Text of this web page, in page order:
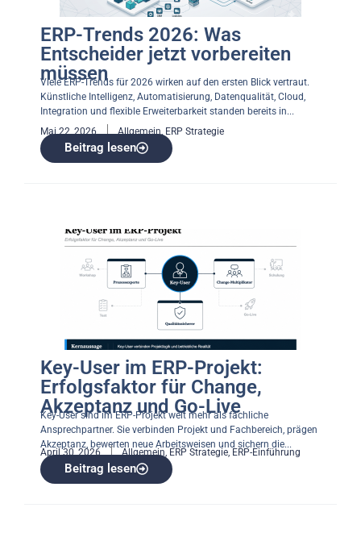
ERP-Trends 2026: Was
Entscheider jetzt vorbereiten
müssen
Viele ERP-Trends für 2026 wirken auf den ersten Blick vertraut.
Künstliche Intelligenz, Automatisierung, Datenqualität, Cloud,
Integration und flexible Erweiterbarkeit standen bereits in...
Mai 22, 2026
Allgemein ERP Strategie
Beitrag lesen
Key-User im ERP-Projekt:
Erfolgsfaktor für Change,
Akzeptanz und Go-Live
Key-User sind im ERP-Projekt weit mehr als fachliche
Ansprechpartner. Sie verbinden Projekt und Fachbereich, prägen
Akzeptanz, bewerten neue Arbeitsweisen und sichern die...
April 30, 2026 Allgemein ERP Strategie ERP-Einführung
Beitrag lesen